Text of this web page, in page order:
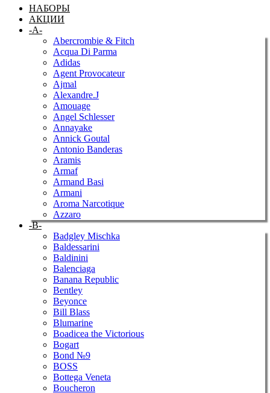
НАБОРЫ
АКЦИИ
-A-
Abercrombie & Fitch
Acqua Di Parma
Adidas
Agent Provocateur
Ajmal
Alexandre.J
Amouage
Angel Schlesser
Annayake
Annick Goutal
Antonio Banderas
Aramis
Armaf
Armand Basi
Armani
Aroma Narcotique
Azzaro
-B-
Badgley Mischka
Baldessarini
Baldinini
Balenciaga
Banana Republic
Bentley
Beyonce
Bill Blass
Blumarine
Boadicea the Victorious
Bogart
Bond №9
BOSS
Bottega Veneta
Boucheron